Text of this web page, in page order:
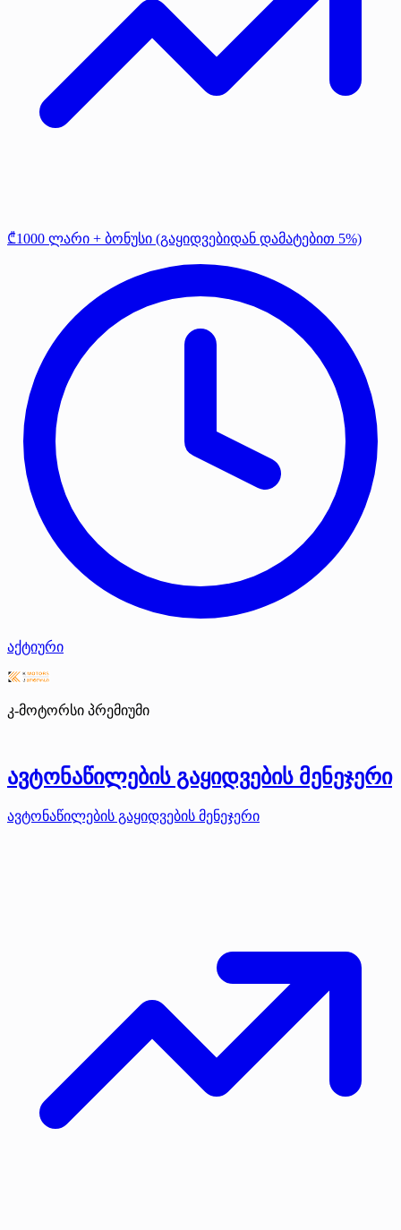
₾1000 ლარი + ბონუსი (გაყიდვებიდან დამატებით 5%)
აქტიური
კ-მოტორსი პრემიუმი
ავტონაწილების გაყიდვების მენეჯერი
ავტონაწილების გაყიდვების მენეჯერი